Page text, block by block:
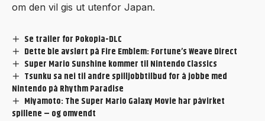
om den vil gis ut utenfor Japan.
Se trailer for Pokopia-DLC
Dette ble avslørt på Fire Emblem: Fortune’s Weave Direct
Super Mario Sunshine kommer til Nintendo Classics
Tsunku sa nei til andre spilljobbtilbud for å jobbe med
Nintendo på Rhythm Paradise
Miyamoto: The Super Mario Galaxy Movie har påvirket
spillene – og omvendt